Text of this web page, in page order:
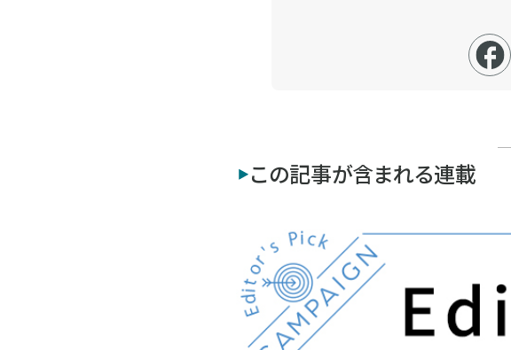
この記事が含まれる連載